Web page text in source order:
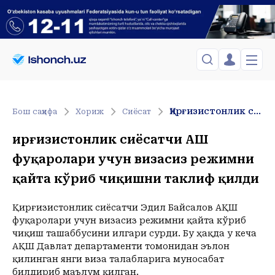
Жамият
Иқтисод
ХОРИЖ
Иқтисод
Сиёсат
ЎЗГАЧА РАКУРС
МЕҲНАТ ҲУҚУҚИ
ҲОДИСА
ИНТЕРВЬЮ
Telefon raqamingizni kiritng
Tasdiqlash kodini SMS orqali yuboramiz
Менинг саҳифам
СақланганларToshkent Shahar
+27 C
Hozir
+27C
09:00
+31C
10:00
+33C
11:00
+35C
12:00
+37C
13:00
+36C
14:00
+36C
15:00
+37 C
16:00
+37
Бош саҳифа Хориж Сиёсат Қирғизистонлик сиёсатчи АҚШ фуқаролари учун визасиз режимни қайта кўриб чиқишни таклиф қилди
Қирғизистонлик сиёсатчи АҚШ
фуқаролари учун визасиз режимни
қайта кўриб чиқишни таклиф қилди
Қирғизистонлик сиёсатчи Эдил Байсалов АҚШ
фуқаролари учун визасиз режимни қайта кўриб
чиқиш ташаббусини илгари сурди. Бу ҳақда у кеча
АҚШ Давлат департаменти томонидан эълон
қилинган янги виза талабларига муносабат
билдириб маълум қилган.